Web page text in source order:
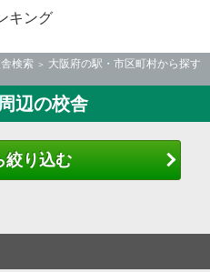
キング
検索
大阪府の駅・市区町村から探す
辺の校舎
絞り込む